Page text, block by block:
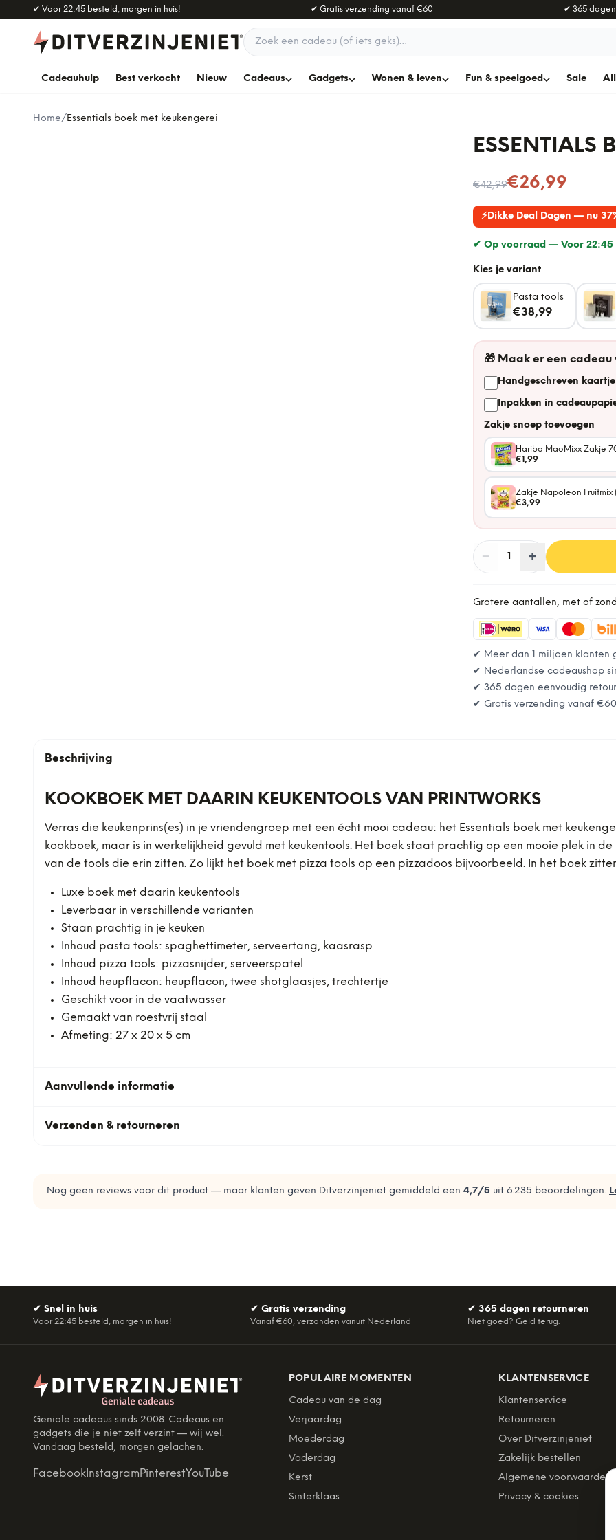
Naar hoofdinhoud
✔ Voor 22:45 besteld, morgen in huis! ✔ Gratis verzending vanaf€60 ✔ 365
Zoek een cadeau
Cadeauhulp Best verkocht Nieuw Cadeaus Gadgets Wonen & leven Fun & speelgoed Sale
Home/Essentials boek met keukengerei
ESSENTIALS
€42,99
Nu voor€26,99
⚡Dikke Deal Dagen — nu
✔ Op voorraad — Voor 22:45
Kies je variant
Pasta tools
€38,99
🎁 Maak er een cadeau
Handgeschreven
Inpakken in
Zakje snoep toevoegen
Haribo MaoMixx Zakje
€1,99
Zakje Napoleon Fruitmix
€3,99
− Aantal
1 +
Grotere aantallen, met of
✔ Meer dan 1 miljoen klanten
✔ Nederlandse cadeaushop
✔ 365 dagen eenvoudig
✔ Gratis verzending vanaf €60
Beschrijving
KOOKBOEK MET DAARIN KEUKENTOOLS VAN PRINTWORKS
Verras die keukenprins(es) in je vriendengroep met een écht mooi cadeau: het Essentials boek met
kookboek, maar is in werkelijkheid gevuld met keukentools. Het boek staat prachtig op een mooie plek in
van de tools die erin zitten. Zo lijkt het boek met pizza tools op een pizzadoos bijvoorbeeld. In het boek
Luxe boek met daarin keukentools
Leverbaar in verschillende varianten
Staan prachtig in je keuken
Inhoud pasta tools: spaghettimeter, serveertang, kaasrasp
Inhoud pizza tools: pizzasnijder, serveerspatel
Inhoud heupflacon: heupflacon, twee shotglaasjes, trechtertje
Geschikt voor in de vaatwasser
Gemaakt van roestvrij staal
Afmeting: 27 x 20 x 5 cm
Aanvullende informatie
Verzenden & retourneren
Nog geen reviews voor dit product — maar klanten geven Ditverzinjeniet gemiddeld een 4,7/5 uit 6.235 beoordelingen.
✔ Snel in huis
Voor 22:45 besteld, morgen in huis!
✔ Gratis verzending
Vanaf €60, verzonden vanuit Nederland
✔ 365 dagen retourneren
Niet goed? Geld terug.
Geniale cadeaus sinds 2008. Cadeaus en
gadgets die je niet zelf verzint — wij wel.
Vandaag besteld, morgen gelachen.
Facebook InstagramPinterestYouTube
POPULAIRE MOMENTEN
Cadeau van de dag
Verjaardag
Moederdag
Vaderdag
Kerst
Sinterklaas
KLANTENSERVICE
Klantenservice
Retourneren
Over Ditverzinjeniet
Zakelijk bestellen
Algemene voorwaarden
Privacy & cookies